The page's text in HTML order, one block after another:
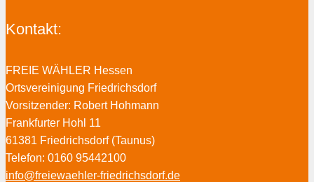
Kontakt:
FREIE WÄHLER Hessen
Ortsvereinigung Friedrichsdorf
Vorsitzender: Robert Hohmann
Frankfurter Hohl 11
61381 Friedrichsdorf (Taunus)
Telefon: 0160 95442100
info@freiewaehler-friedrichsdorf.de